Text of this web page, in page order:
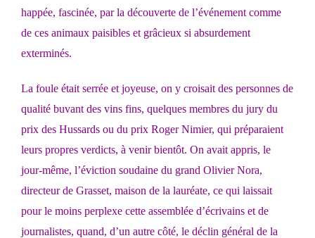
happée, fascinée, par la découverte de l’événement comme
de ces animaux paisibles et grâcieux si absurdement
exterminés.
La foule était serrée et joyeuse, on y croisait des personnes de
qualité buvant des vins fins, quelques membres du jury du
prix des Hussards ou du prix Roger Nimier, qui préparaient
leurs propres verdicts, à venir bientôt. On avait appris, le
jour-même, l’éviction soudaine du grand Olivier Nora,
directeur de Grasset, maison de la lauréate, ce qui laissait
pour le moins perplexe cette assemblée d’écrivains et de
journalistes, quand, d’un autre côté, le déclin général de la